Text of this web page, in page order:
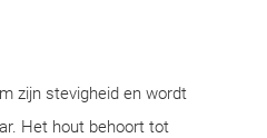
zijn stevigheid en wordt
Het hout behoort tot